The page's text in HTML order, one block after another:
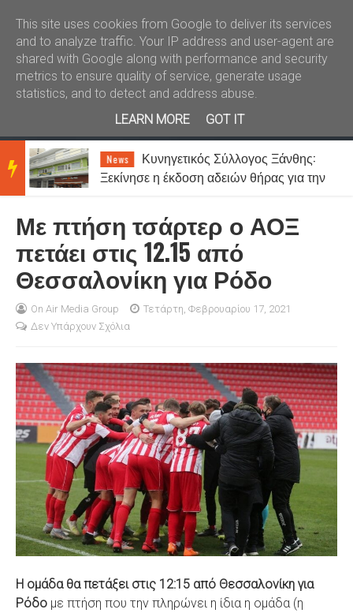
Καλώς ήλθατε Kral News
BRE
AKIN
NEW
News
Κυνηγετικός Σύλλογος Ξάνθης:
Ξεκίνησε η έκδοση αδειών θήρας για την
Με πτήση τσάρτερ ο ΑΟΞ
πετάει στις 12.15 από
Θεσσαλονίκη για Ρόδο
On Air Media Group
Τετάρτη, Φεβρουαρίου 17, 2021
Δεν Υπάρχουν Σχόλια
Η ομάδα θα πετάξει στις 12:15 από Θεσσαλονίκη για
Ρόδο με πτήση που την πληρώνει η ίδια η ομάδα (η
This site uses cookies from Google to deliver its services
and to analyze traffic. Your IP address and user-agent are
shared with Google along with performance and security
metrics to ensure quality of service, generate usage
statistics, and to detect and address abuse.
LEARN MORE
GOT IT